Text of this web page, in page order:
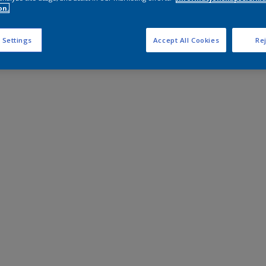
Settings Accept All Cookies